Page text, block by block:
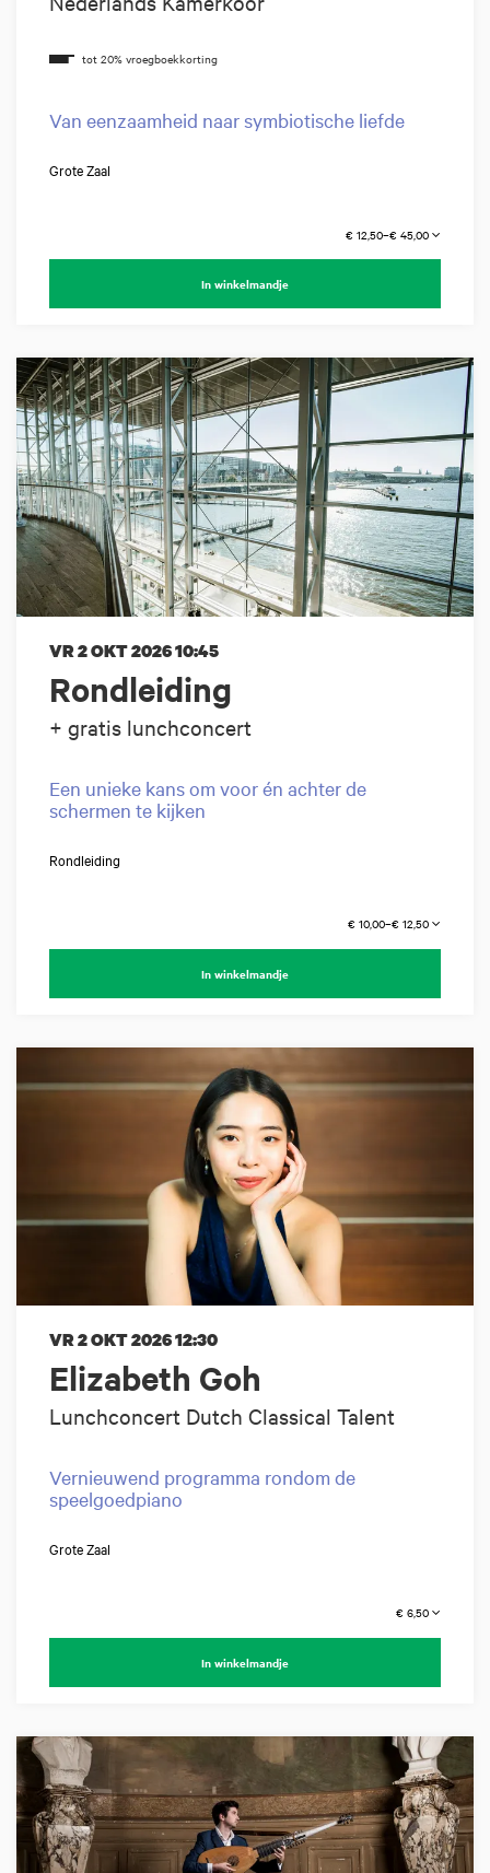
Van eenzaamheid naar symbiotische liefde
Grote Zaal
€ 12,50–€ 45,00
In winkelmandje
Rondleiding
+ gratis lunchconcert
VR 2 OKT 202610:45
Een unieke kans om voor én achter de
schermen te kijken
Rondleiding
€ 10,00–€ 12,50
In winkelmandje
Elizabeth Goh
Lunchconcert Dutch Classical Talent
VR 2 OKT 202612:30
Vernieuwend programma rondom de
speelgoedpiano
Grote Zaal
€ 6,50
In winkelmandje